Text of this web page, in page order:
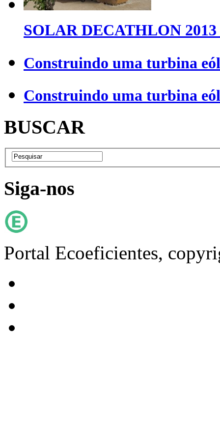
SOLAR DECATHLON
Construindo uma turbina
Construindo uma turbina
BUSCAR
Siga-nos
Portal Ecoeficientes,